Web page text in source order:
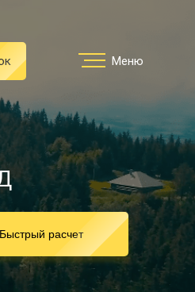
Меню
Меню
Быстрый расчет